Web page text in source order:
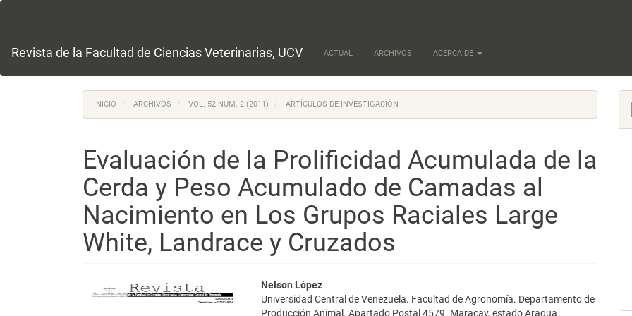
principal
lateral
Revista de la Facultad de Ciencias Veterinarias, UCV ACTUAL ARCHIVOS ACERCA DE
INICIO ARCHIVOS VOL. 52 NÚM. 2 (2011) ARTÍCULOS DE INVESTIGACIÓN
Evaluación de la Prolificidad Acumulada de la
Cerda y Peso Acumulado de Camadas al
Nacimiento en Los Grupos Raciales Large
White, Landrace y Cruzados
Barra
Contenido
Nelson López
Universidad Central de Venezuela. Facultad de Agronomía. Departamento de
Producción Animal. Apartado Postal 4579. Maracay, estado Aragua